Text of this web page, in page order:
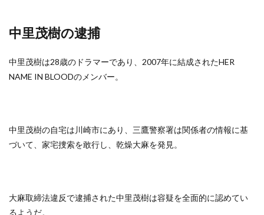
中里茂樹の逮捕
中里茂樹は28歳のドラマーであり、2007年に結成されたHER
NAME IN BLOODのメンバー。
中里茂樹の自宅は川崎市にあり、三鷹警察署は関係者の情報に基
づいて、家宅捜索を敢行し、乾燥大麻を発見。
大麻取締法違反で逮捕された中里茂樹は容疑を全面的に認めてい
るようだ。